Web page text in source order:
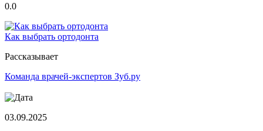
0.0
Как выбрать ортодонта
Рассказывает
Команда врачей-экспертов Зуб.ру
03.09.2025